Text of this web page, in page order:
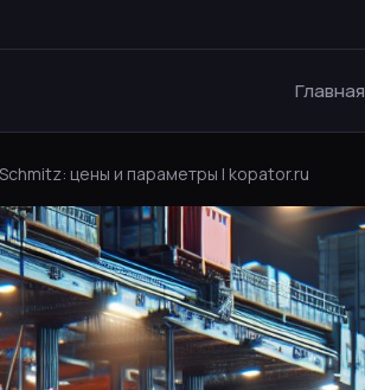
Главная
цены и параметры | kopator.ru